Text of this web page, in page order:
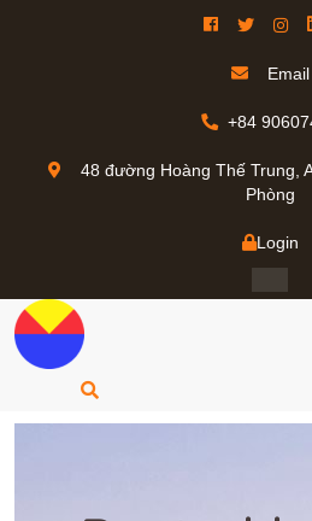
Email
+84
48 đường Hoàng Thế Trung,
Phòng
Login